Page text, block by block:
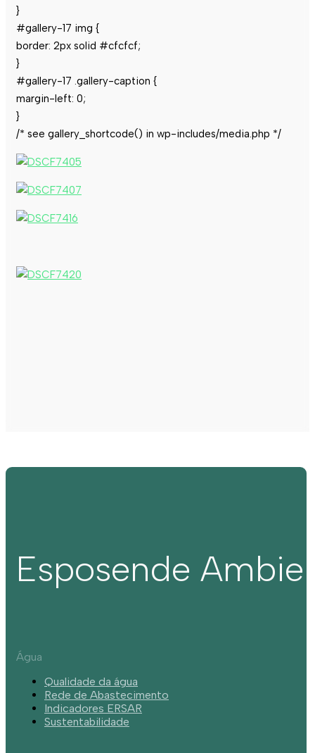
}
#gallery-17 img {
border: 2px solid #cfcfcf;
}
#gallery-17 .gallery-caption {
margin-left: 0;
}
/* see gallery_shortcode() in wp-includes/media.php */
Esposende
Água
Qualidade da água
Rede de Abastecimento
Indicadores ERSAR
Sustentabilidade